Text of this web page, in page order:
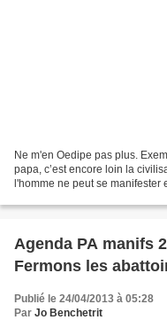
Ne m'en Oedipe pas plus.
papa, c’est encore loin la
l'homme ne peut se manifester
Agenda PA manifs
Fermons les
Publié le 24/04/2013 à 05:28
Par Jo Benchetrit